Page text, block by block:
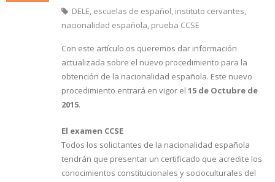
DELE, escuelas de español, instituto cervantes,
nacionalidad española, prueba CCSE
Con este artículo os queremos dar información
actualizada sobre el nuevo procedimiento para la
obtención de la nacionalidad española. Este nuevo
procedimiento entrará en vigor el 15 de Octubre de
2015.
El examen CCSE
Todos los solicitantes de la nacionalidad española
tendrán que presentar un certificado que acredite los
conocimientos constitucionales y socioculturales del